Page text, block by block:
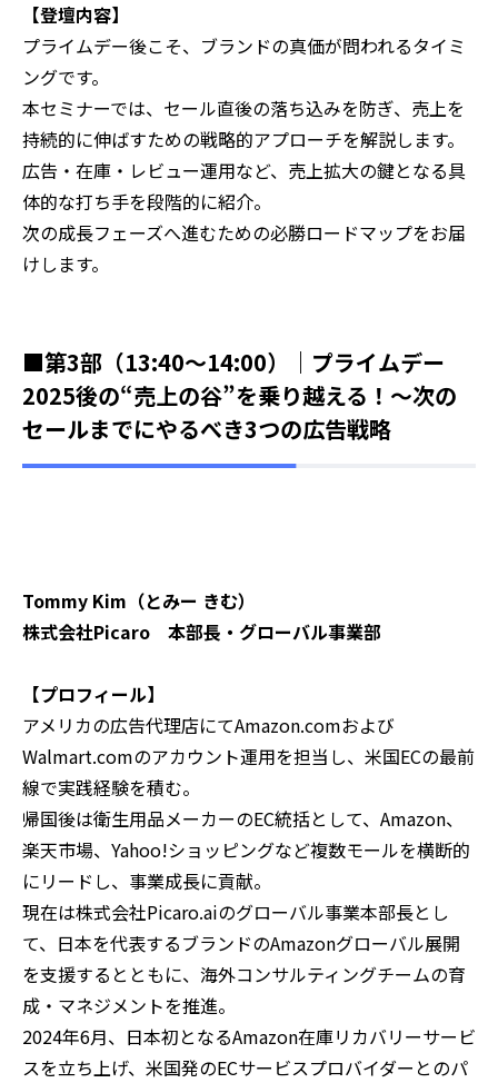
【登壇内容】
プライムデー後こそ、ブランドの真価が問われるタイミ
ングです。
本セミナーでは、セール直後の落ち込みを防ぎ、売上を
持続的に伸ばすための戦略的アプローチを解説します。
広告・在庫・レビュー運用など、売上拡大の鍵となる具
体的な打ち手を段階的に紹介。
次の成長フェーズへ進むための必勝ロードマップをお届
けします。
■第3部（13:40～14:00）｜プライムデー
2025後の“売上の谷”を乗り越える！〜次の
セールまでにやるべき3つの広告戦略
Tommy Kim（とみー きむ）
株式会社Picaro 本部長・グローバル事業部
【プロフィール】
アメリカの広告代理店にてAmazon.comおよび
Walmart.comのアカウント運用を担当し、米国ECの最前
線で実践経験を積む。
帰国後は衛生用品メーカーのEC統括として、Amazon、
楽天市場、Yahoo!ショッピングなど複数モールを横断的
にリードし、事業成長に貢献。
現在は株式会社Picaro.aiのグローバル事業本部長とし
て、日本を代表するブランドのAmazonグローバル展開
を支援するとともに、海外コンサルティングチームの育
成・マネジメントを推進。
2024年6月、日本初となるAmazon在庫リカバリーサービ
スを立ち上げ、米国発のECサービスプロバイダーとのパ